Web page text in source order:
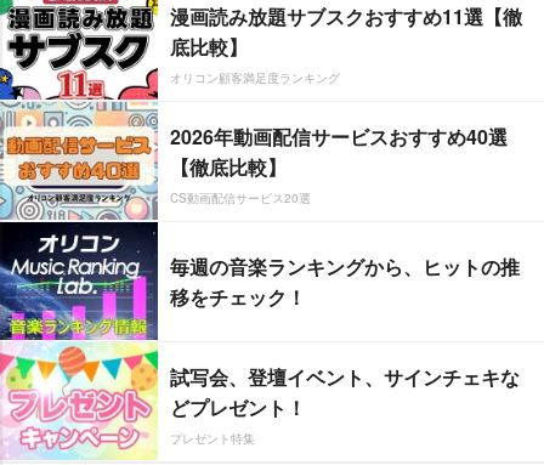
漫画読み放題サブスクおすすめ11選【徹
底比較】
オリコン顧客満足度ランキング
2026年動画配信サービスおすすめ40選
【徹底比較】
CS動画配信サービス20選
毎週の音楽ランキングから、ヒットの推
移をチェック！
試写会、登壇イベント、サインチェキな
どプレゼント！
プレゼント特集